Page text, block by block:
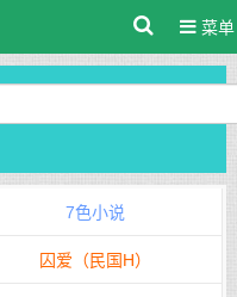
菜单
7色小说
囚爱（民国H）